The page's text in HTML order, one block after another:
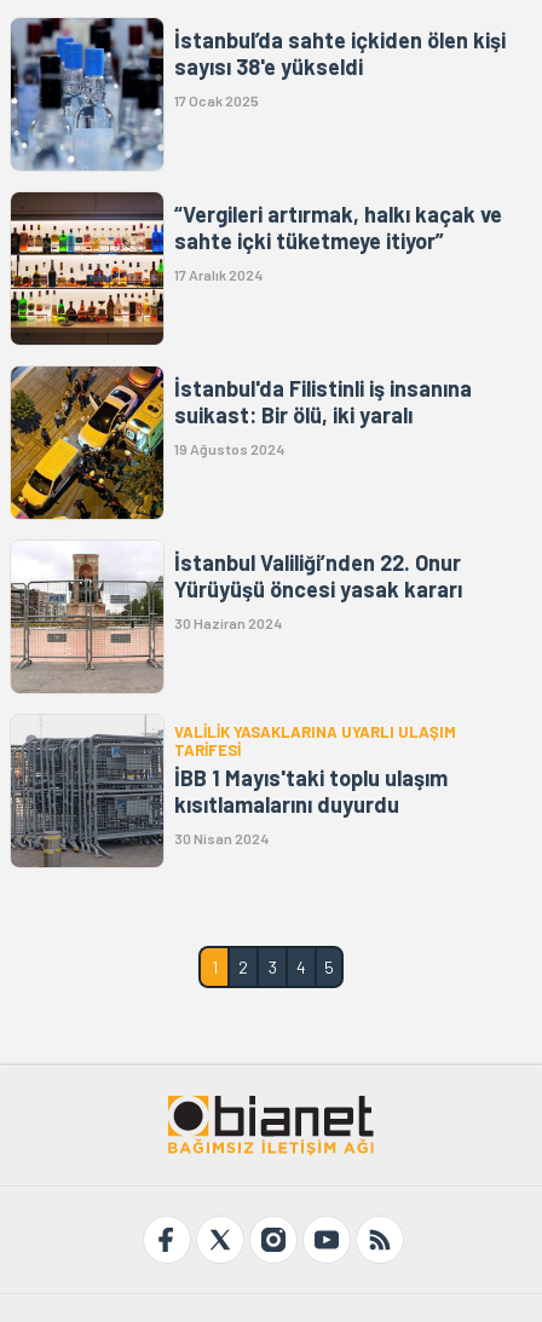
İstanbul’da sahte içkiden ölen kişi
sayısı 38'e yükseldi
17 Ocak 2025
“Vergileri artırmak, halkı kaçak ve
sahte içki tüketmeye itiyor”
17 Aralık 2024
İstanbul'da Filistinli iş insanına
suikast: Bir ölü, iki yaralı
19 Ağustos 2024
İstanbul Valiliği’nden 22. Onur
Yürüyüşü öncesi yasak kararı
30 Haziran 2024
VALİLİK YASAKLARINA UYARLI ULAŞIM
TARİFESİ
İBB 1 Mayıs'taki toplu ulaşım
kısıtlamalarını duyurdu
30 Nisan 2024
1 2 3 4 5